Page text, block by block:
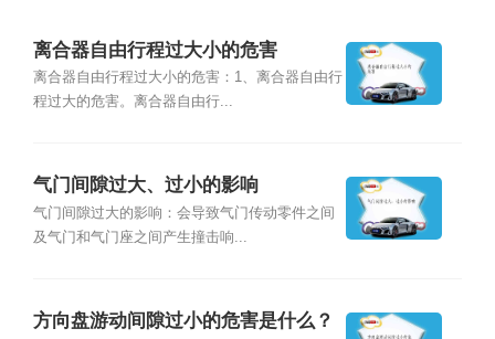
离合器自由行程过大小的危害
离合器自由行程过大小的危害：1、离合器自由行
程过大的危害。离合器自由行...
气门间隙过大、过小的影响
气门间隙过大的影响：会导致气门传动零件之间
及气门和气门座之间产生撞击响...
方向盘游动间隙过小的危害是什么？